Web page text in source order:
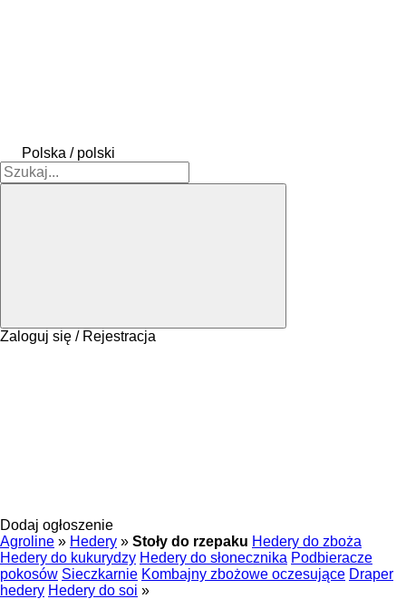
Polska / polski
Zaloguj się / Rejestracja
Dodaj ogłoszenie
Agroline » Hedery » Stoły do rzepaku Hedery do zboża
Hedery do kukurydzy Hedery do słonecznika Podbieracze
pokosów Sieczkarnie Kombajny zbożowe oczesujące Draper
hedery Hedery do soi »